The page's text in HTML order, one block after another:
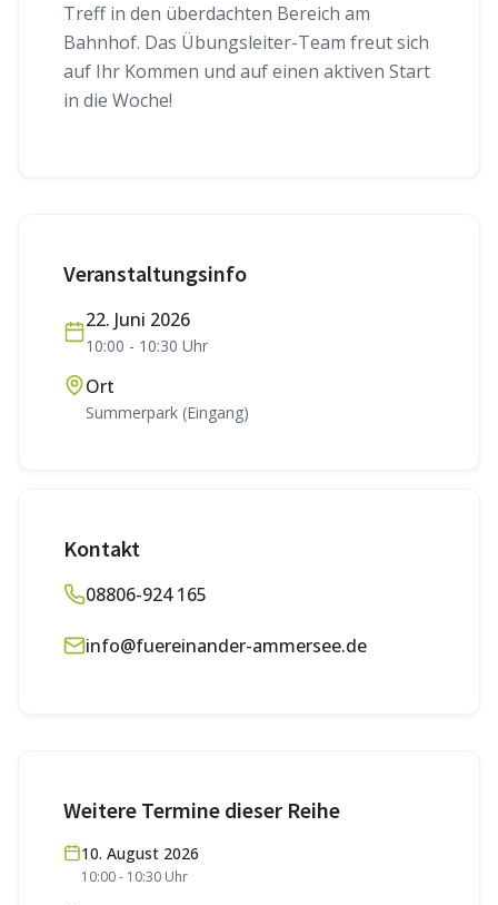
Treff in den überdachten Bereich am
Bahnhof. Das Übungsleiter-Team freut sich
auf Ihr Kommen und auf einen aktiven Start
in die Woche!
Veranstaltungsinfo
22. Juni 2026
10:00 - 10:30 Uhr
Ort
Summerpark (Eingang)
Kontakt
08806-924 165
info@fuereinander-ammersee.de
Weitere Termine dieser Reihe
10. August 2026
10:00- 10:30 Uhr